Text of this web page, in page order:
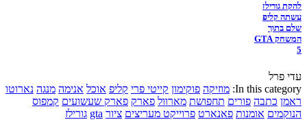
להקת גורילז
עשתה קליפ
שלם בתוך
המשחק GTA
5
עדי פרל
In this category: מוזיקה פוקימון קייטי פרי קליפ אוכל אנימה מנגה נארוטו
ראמן כתבה פורים תחפושת מארוול פארק פארק שעשועים קמפוס
הנוקמים אומנות פאנארט פרוייקט מעריצים ציור gta גורילז